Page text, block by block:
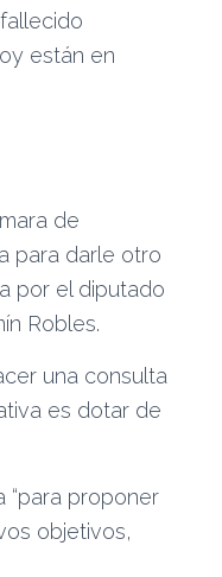
están en
de
para darle otro
por el diputado
Robles.
una consulta
es dotar de
“para proponer
objetivos,